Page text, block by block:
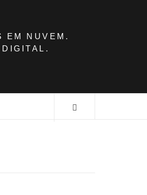
EM NUVEM.